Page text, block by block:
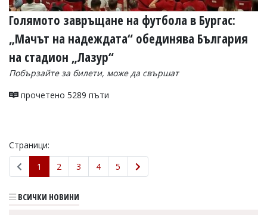
Голямото завръщане на футбола в Бургас:
„Мачът на надеждата“ обединява България
на стадион „Лазур“
Побързайте за билети, може да свършат
прочетено 5289 пъти
Страници:
1
2 3 4 5
ВСИЧКИ НОВИНИ